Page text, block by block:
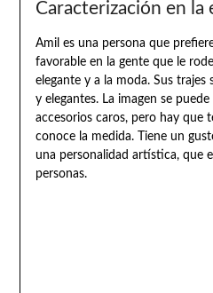
Caracterización en la
Amil es una persona que
favorable en la gente que le
elegante y a la moda. Sus trajes
y elegantes. La imagen se
accesorios caros, pero hay que
conoce la medida. Tiene un
una personalidad artística, que
personas.